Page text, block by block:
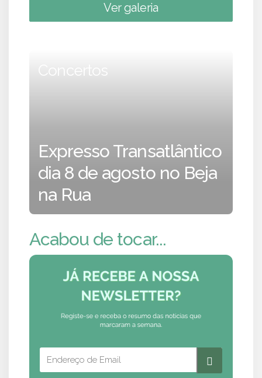
Ver galeria
Concertos
Expresso Transatlântico
dia 8 de agosto no Beja
na Rua
Acabou de tocar...